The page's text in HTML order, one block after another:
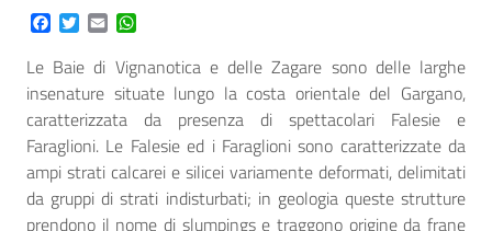
Facebook
Twitter
Email
Le Baie di Vignanotica e delle Zagare sono delle larghe
insenature situate lungo la costa orientale del Gargano,
caratterizzata da presenza di spettacolari Falesie e
Faraglioni. Le Falesie ed i Faraglioni sono caratterizzate da
ampi strati calcarei e silicei variamente deformati, delimitati
da gruppi di strati indisturbati; in geologia queste strutture
prendono il nome di slumpings e traggono origine da frane